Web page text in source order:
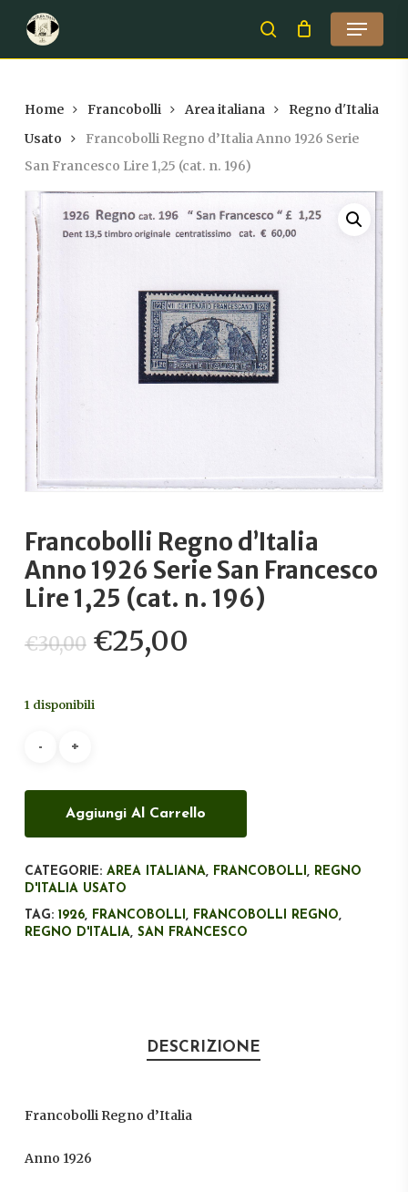
main
search
Menu
Home Francobolli Area italiana
Regno d'Italia
Usato
Francobolli Regno d’Italia Anno 1926 Serie
San Francesco Lire 1,25 (cat. n. 196)
Francobolli Regno d’Italia
Anno 1926 Serie San Francesco
Lire 1,25 (cat. n. 196)
€30,00 Il
prezzo
originale
€25,00
1 disponibili
Aggiungi Al Carrello
CATEGORIE: AREA ITALIANA, FRANCOBOLLI, REGNO
D'ITALIA USATO
TAG: 1926, FRANCOBOLLI, FRANCOBOLLI REGNO,
REGNO D'ITALIA, SAN FRANCESCO
DESCRIZIONE
Francobolli Regno d’Italia
Anno 1926
Close